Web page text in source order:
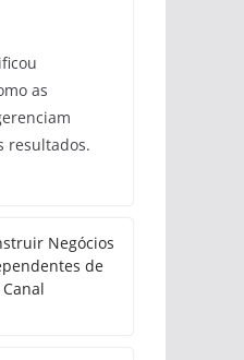
as
resultados.
Negócios
de